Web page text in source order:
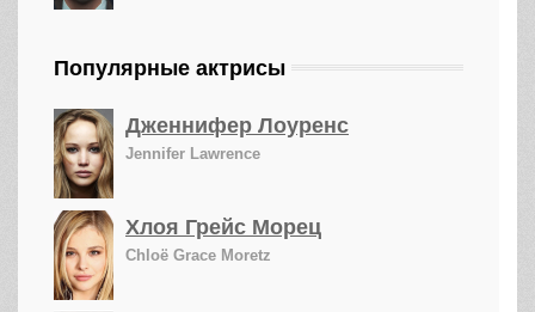
Популярные актрисы
Дженнифер Лоуренс
Jennifer Lawrence
Хлоя Грейс Морец
Chloë Grace Moretz